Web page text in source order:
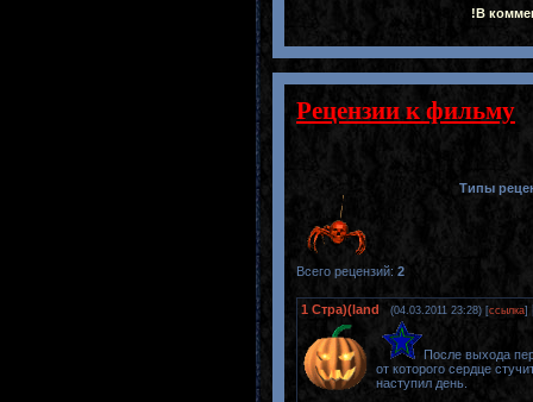
!В
Рецензии к фильму
Типы
Всего рецензий: 2
1 Стра)(land (04.03.2011 23:28) [ссылка]
После выхода
от которого сердце
наступил день.